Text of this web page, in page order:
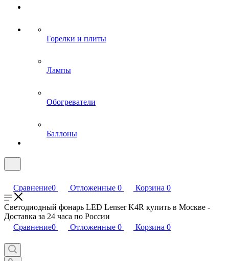
Горелки и плиты
Лампы
Обогреватели
Баллоны
Сравнение0 Отложенные 0 Корзина 0
Светодиодный фонарь LED Lenser K4R купить в Москве -
Доставка за 24 часа по России
Сравнение0 Отложенные 0 Корзина 0